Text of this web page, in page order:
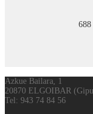
688
Azkue Bailara, 1
20870 ELGOIBAR
Tel: 943 74 84 56